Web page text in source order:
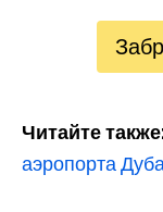
Читайте
аэропорта